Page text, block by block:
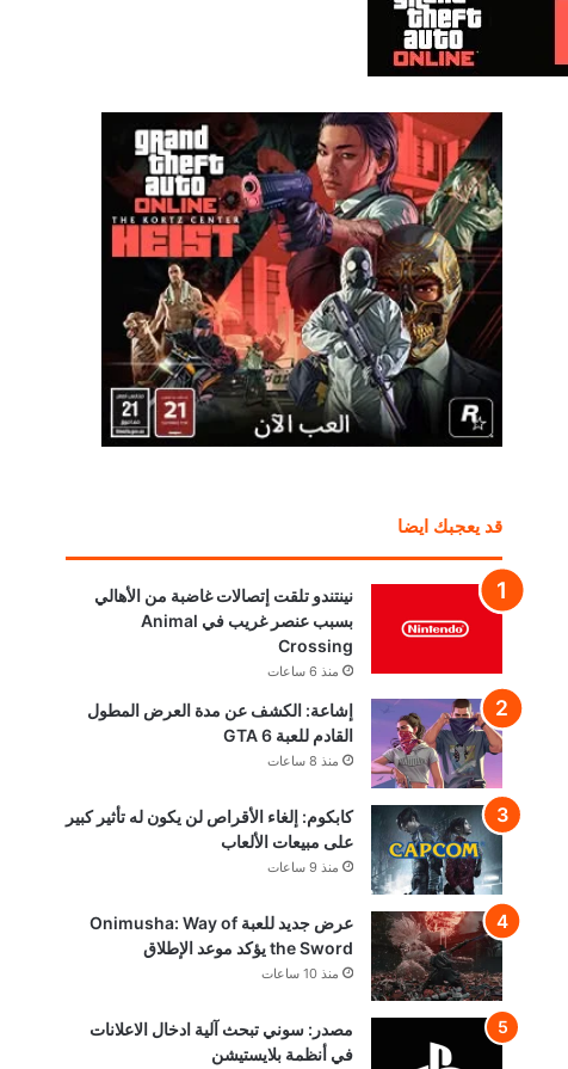
قد يعجبك ايضا
نينتندو تلقت إتصالات غاضبة من الأهالي
بسبب عنصر غريب في Animal
Crossing
منذ 6 ساعات
إشاعة: الكشف عن مدة العرض المطول
القادم للعبة GTA 6
منذ 8 ساعات
كابكوم: إلغاء الأقراص لن يكون له تأثير كبير
على مبيعات الألعاب
منذ 9 ساعات
عرض جديد للعبة Onimusha: Way of
the Sword يؤكد موعد الإطلاق
منذ 10 ساعات
مصدر: سوني تبحث آلية ادخال الاعلانات
في أنظمة بلايستيشن